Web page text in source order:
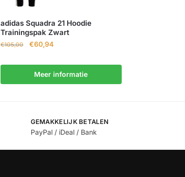
adidas Squadra 21 Hoodie
Trainingspak Zwart
€105,00 €60,94
Meer informatie
GEMAKKELIJK BETALEN
PayPal / iDeal / Bank